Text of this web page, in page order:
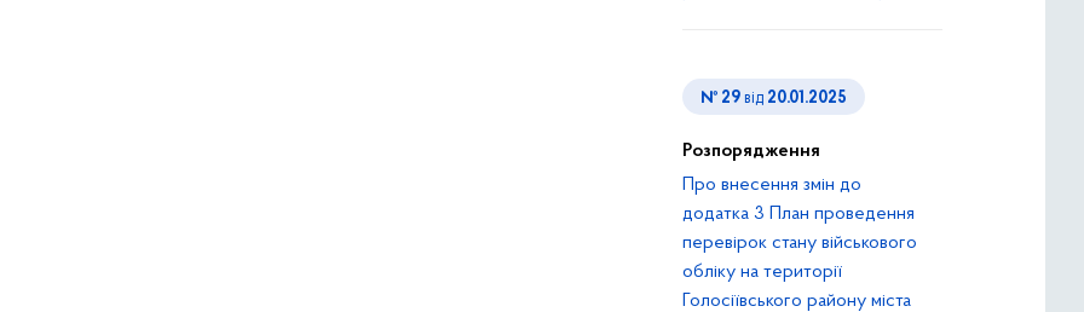
№ 29 від 20.01.2025
Розпорядження
Про внесення змін до
додатка 3 План проведення
перевірок стану військового
обліку на території
Голосіївського району міста